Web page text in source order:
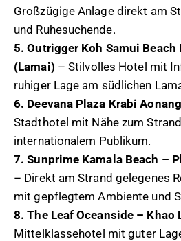
Großzügige Anlage direkt am
und Ruhesuchende.
5. Outrigger Koh Samui Beach
(Lamai) – Stilvolles Hotel mit
ruhiger Lage am südlichen
6. Deevana Plaza Krabi
Stadthotel mit Nähe zum
internationalem Publikum.
7. Sunprime Kamala Beach –
– Direkt am Strand gelegenes
mit gepflegtem Ambiente und
8. The Leaf Oceanside – Khao
Mittelklassehotel mit guter